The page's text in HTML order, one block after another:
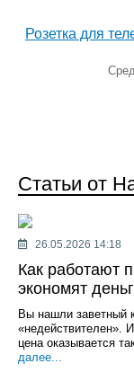
Розетка для
Статьи от
26.05.2026 14:18
Как работают
экономят
Вы нашли заветный
«недействителен».
цена оказывается
далее...